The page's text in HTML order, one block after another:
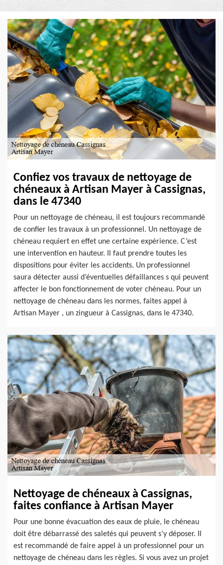
Confiez vos travaux de nettoyage de
chéneaux à Artisan Mayer à Cassignas,
dans le 47340
Pour un nettoyage de chéneau, il est toujours recommandé
de confier les travaux à un professionnel. Un nettoyage de
chéneau requiert en effet une certaine expérience. C’est
une intervention en hauteur. Il faut prendre toutes les
dispositions pour éviter les accidents. Un professionnel
saura détecter aussi d’éventuelles défaillances s qui peuvent
affecter le bon fonctionnement de voter chéneau. Pour un
nettoyage de chéneau dans les normes, faites appel à
Artisan Mayer , un zingueur à Cassignas, dans le 47340.
Nettoyage de chéneaux à Cassignas,
faites confiance à Artisan Mayer
Pour une bonne évacuation des eaux de pluie, le chéneau
doit être débarrassé des saletés qui peuvent s’y déposer. Il
est recommandé de faire appel à un professionnel pour un
nettoyage de chéneau dans les règles. Si vous avez un projet